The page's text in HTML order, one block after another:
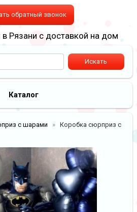
обратный звонок
Рязани с доставкой на дом
Каталог
с шарами
Коробка сюрприз с